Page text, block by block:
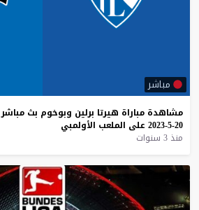
مباشر
مشاهدة مباراة هيرتا برلين وبوخوم بث مباشر
20-5-2023
على الملعب الأولمبي
منذ 3 سنوات